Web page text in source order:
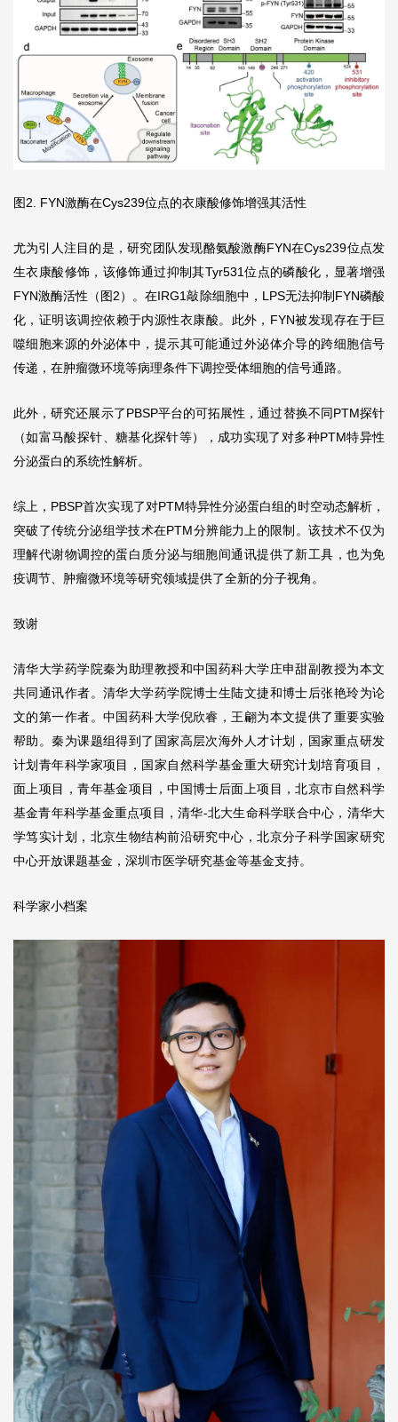
图2. FYN激酶在Cys239位点的衣康酸修饰增强其活性
尤为引人注目的是，研究团队发现酪氨酸激酶FYN在Cys239位点发
生衣康酸修饰，该修饰通过抑制其Tyr531位点的磷酸化，显著增强
FYN激酶活性（图2）。在IRG1敲除细胞中，LPS无法抑制FYN磷酸
化，证明该调控依赖于内源性衣康酸。此外，FYN被发现存在于巨
噬细胞来源的外泌体中，提示其可能通过外泌体介导的跨细胞信号
传递，在肿瘤微环境等病理条件下调控受体细胞的信号通路。
此外，研究还展示了PBSP平台的可拓展性，通过替换不同PTM探针
（如富马酸探针、糖基化探针等），成功实现了对多种PTM特异性
分泌蛋白的系统性解析。
综上，PBSP首次实现了对PTM特异性分泌蛋白组的时空动态解析，
突破了传统分泌组学技术在PTM分辨能力上的限制。该技术不仅为
理解代谢物调控的蛋白质分泌与细胞间通讯提供了新工具，也为免
疫调节、肿瘤微环境等研究领域提供了全新的分子视角。
致谢
清华大学药学院秦为助理教授和中国药科大学庄申甜副教授为本文
共同通讯作者。清华大学药学院博士生陆文捷和博士后张艳玲为论
文的第一作者。中国药科大学倪欣睿，王翩为本文提供了重要实验
帮助。秦为课题组得到了国家高层次海外人才计划，国家重点研发
计划青年科学家项目，国家自然科学基金重大研究计划培育项目，
面上项目，青年基金项目，中国博士后面上项目，北京市自然科学
基金青年科学基金重点项目，清华-北大生命科学联合中心，清华大
学笃实计划，北京生物结构前沿研究中心，北京分子科学国家研究
中心开放课题基金，深圳市医学研究基金等基金支持。
科学家小档案